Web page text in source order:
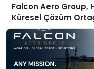
Falcon Aero Group,
Küresel Çözüm